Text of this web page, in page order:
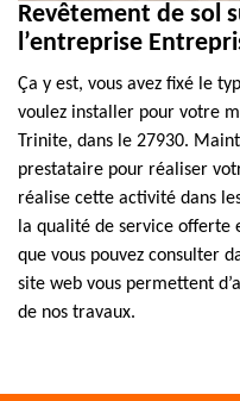
Revêtement de sol
l’entreprise
Ça y est, vous avez fixé le
voulez installer pour votre
Trinite, dans le 27930.
prestataire pour réaliser
réalise cette activité dans
la qualité de service
que vous pouvez consulter
site web vous permettent
de nos travaux.